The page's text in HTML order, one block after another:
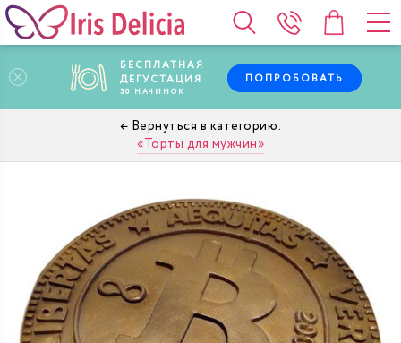
БЕСПЛАТНАЯ
ДЕГУСТАЦИЯ
30 НАЧИНОК
ПОПРОБОВАТЬ
Торты для мужчин